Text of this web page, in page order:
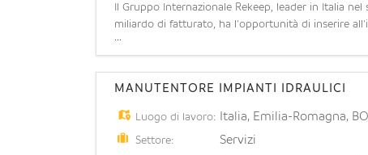
Il Gruppo Internazionale Rekeep, leader in Italia
miliardo di fatturato, ha l'opportunità di inserire
e speciali per potenziamento team opera
...
MANUTENTORE IMPIANTI IDRAULICI
Luogo di lavoro: Italia, Emilia-Romagna,
Settore: Servizi